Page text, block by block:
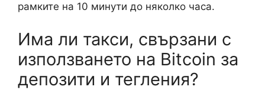
рамките на 10 минути до няколко часа.
Има ли такси, свързани с
използването на Bitcoin за
депозити и тегления?